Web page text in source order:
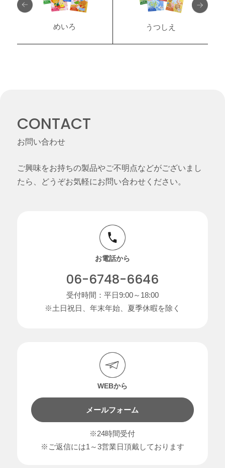
めいろ うつしえ
CONTACT
お問い合わせ
ご興味をお持ちの製品やご不明点などがございまし
たら、どうぞお気軽にお問い合わせください。
お電話から
06-6748-6646
受付時間：平日9:00～18:00
※土日祝日、年末年始、夏季休暇を除く
WEBから
メールフォーム
※24時間受付
※ご返信には1～3営業日頂戴しております